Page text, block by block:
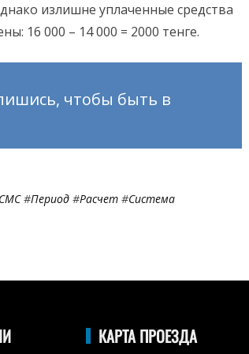
излишне уплаченные средства
16 000 – 14 000 = 2000 тенге.
чтобы быть в
#Период #Расчет #Система
КАРТА ПРОЕЗДА